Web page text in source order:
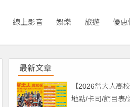
線上影音 娛樂 旅遊 優惠
最新文章
【2026當大人高
地點/卡司/節目表/